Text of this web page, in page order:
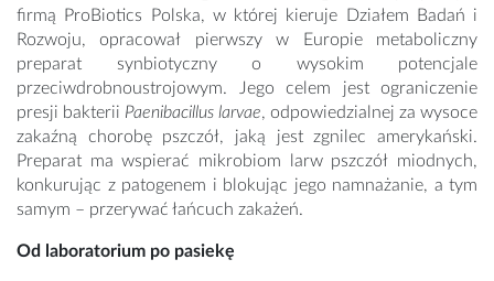
firmą ProBiotics Polska, w której kieruje Działem Badań i
Rozwoju, opracował pierwszy w Europie metaboliczny
preparat synbiotyczny o wysokim potencjale
przeciwdrobnoustrojowym. Jego celem jest ograniczenie
presji bakterii Paenibacillus larvae, odpowiedzialnej za wysoce
zakaźną chorobę pszczół, jaką jest zgnilec amerykański.
Preparat ma wspierać mikrobiom larw pszczół miodnych,
konkurując z patogenem i blokując jego namnażanie, a tym
samym – przerywać łańcuch zakażeń.
Od laboratorium po pasiekę